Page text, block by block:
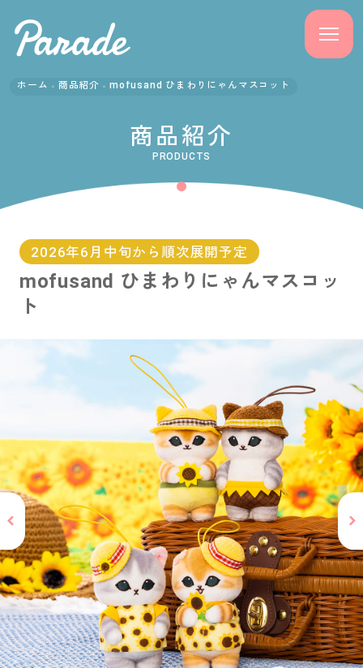
よくある質問
会社概要
採用情報
お問い合わせ
PRIZE 公式 X
PRIZE 公式 Instagram
CAPSULE TOY 公式 X
CAPSULE TOY 公式 Instagram
プライバシーポリシー
ホーム 商品紹介 mofusand ひまわりにゃんマスコット
商品紹介
PRODUCTS
2026年6月中旬から順次展開予定
mofusand ひまわりにゃんマスコッ
ト